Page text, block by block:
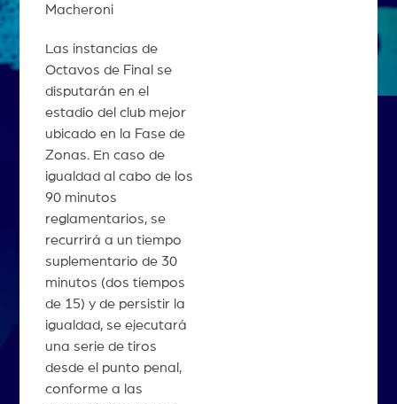
Macheroni
Las instancias de
Octavos de Final se
disputarán en el
estadio del club mejor
ubicado en la Fase de
Zonas. En caso de
igualdad al cabo de los
90 minutos
reglamentarios, se
recurrirá a un tiempo
suplementario de 30
minutos (dos tiempos
de 15) y de persistir la
igualdad, se ejecutará
una serie de tiros
desde el punto penal,
conforme a las